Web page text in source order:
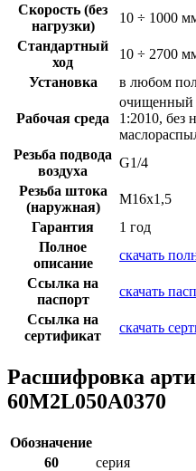
Скорость (без
нагрузки)
10 ÷ 1000
Стандартный
ход
10 ÷ 2700
Установка
в любом
Рабочая среда
очищенный
1:2010, без
Резьба подвода
воздуха
G1/4
Резьба штока
(наружная)
M16x1,5
Гарантия
1 год
Полное
описание
скачать
Ссылка на
паспорт
скачать
Ссылка на
сертификат
скачать
Расшифровка
60M2L050A0370
Обозначение
60
серия